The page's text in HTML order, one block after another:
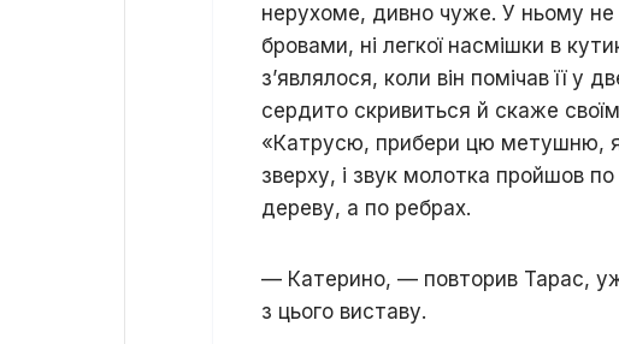
нерухоме, дивно чуже. У ньому не
бровами, ні легкої насмішки в
з’являлося, коли він помічав її у
сердито скривиться й скаже
«Катрусю, прибери цю метушню,
зверху, і звук молотка пройшов
дереву, а по ребрах.
— Катерино, — повторив Тарас,
з цього виставу.